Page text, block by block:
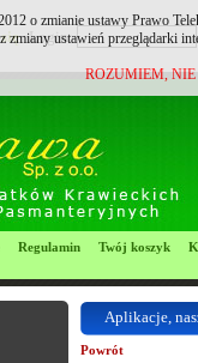
Login:
Regulamin Twój koszyk
Aplikacje,
Powrót
o zmianie ustawy Prawo
zmiany ustawień przeglądarki
ROZUMIEM,